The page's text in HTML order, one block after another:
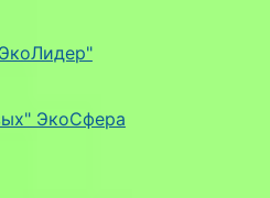
ЭкоСфера